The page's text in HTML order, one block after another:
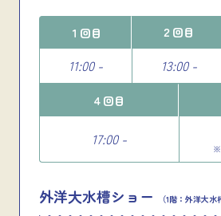
１回目 ２回目
11:00 - 13:00 -
４回目
17:00 -
※
外洋大水槽ショー （1階：外洋大